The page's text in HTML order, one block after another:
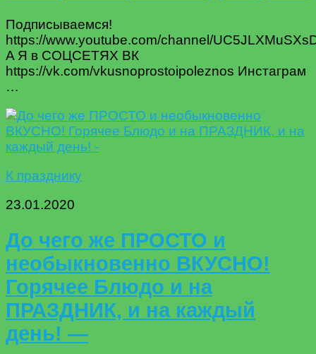
Подписываемся!
https://www.youtube.com/channel/
A Я в СОЦСЕТЯХ ВК
https://vk.com/vkusnoprostoipoleznos Инстаграм
…
К празднику
23.01.2020
До чего же ПРОСТО и
необыкновенно ВКУСНО!
Горячее Блюдо и на
ПРАЗДНИК, и на каждый
день! —